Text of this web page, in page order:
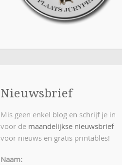
Nieuwsbrief
Mis geen enkel blog en schrijf je in
voor de maandelijkse nieuwsbrief
voor nieuws en gratis printables!
Naam: